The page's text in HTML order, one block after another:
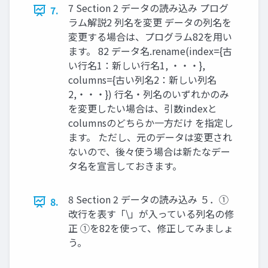
7.
7 Section 2 データの読み込み プログ
ラム解説2 列名を変更 データの列名を
変更する場合は、プログラム82を用い
ます。 82 データ名.rename(index={古
い行名1：新しい行名1, ・・・},
columns={古い列名2：新しい列名
2,・・・}) 行名・列名のいずれかのみ
を変更したい場合は、引数indexと
columnsのどちらか一方だけ を指定し
ます。 ただし、元のデータは変更され
ないので、後々使う場合は新たなデー
タ名を宣言しておきます。
8.
8 Section 2 データの読み込み ５．①
改行を表す「\」が入っている列名の修
正 ①を82を使って、修正してみましょ
う。